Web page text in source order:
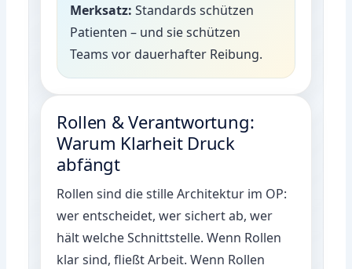
Merksatz: Standards schützen
Patienten – und sie schützen
Teams vor dauerhafter Reibung.
Rollen & Verantwortung:
Warum Klarheit Druck
abfängt
Rollen sind die stille Architektur im OP:
wer entscheidet, wer sichert ab, wer
hält welche Schnittstelle. Wenn Rollen
klar sind, fließt Arbeit. Wenn Rollen